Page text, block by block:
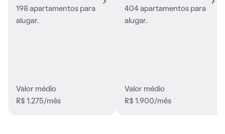
198 apartamentos para
alugar.
Valor médio
R$ 1.275/mês
404 apartamentos para
alugar.
Valor médio
R$ 1.900/mês